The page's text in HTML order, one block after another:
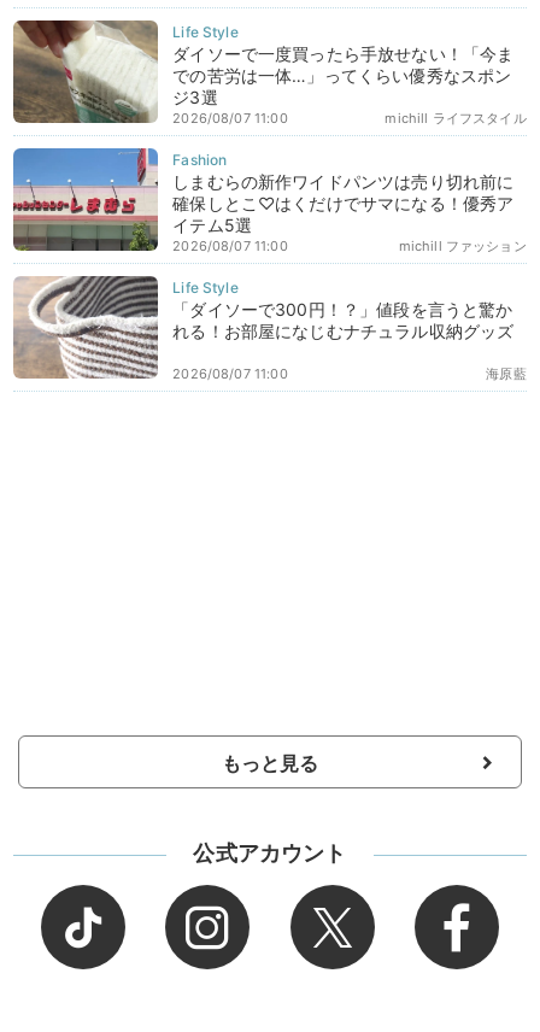
ダイソーで一度買ったら手放せない！「今ま
での苦労は一体…」ってくらい優秀なスポン
ジ3選
michill ライフスタイル
2026/08/07 11:00
しまむらの新作ワイドパンツは売り切れ前に
確保しとこ♡はくだけでサマになる！優秀ア
イテム5選
michill ファッション
2026/08/07 11:00
「ダイソーで300円！？」値段を言うと驚か
れる！お部屋になじむナチュラル収納グッズ
海原藍
2026/08/07 11:00
もっと見る
公式アカウント